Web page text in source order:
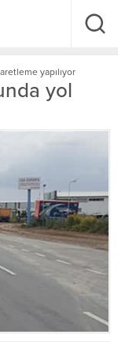
yapılıyor
yol